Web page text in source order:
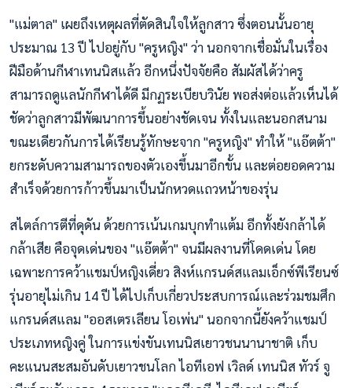
"แม่ตาล" เผยถึงเหตุผลที่ตัดสินใจให้ลูกสาว ซึ่งตอนนั้นอายุ
ประมาณ 13 ปี ไปอยู่กับ "ครูหญิง" ว่า นอกจากเชื่อมั่นในเรื่อง
ฝีมือด้านกีฬาเทนนิสแล้ว อีกหนึ่งปัจจัยคือ สัมผัสได้ว่าครู
สามารถดูแลนักกีฬาได้ดี มีกฏระเบียบวินัย พอส่งต่อแล้วเห็นได้
ชัดว่าลูกสาวมีพัฒนาการขึ้นอย่างชัดเจน ทั้งในและนอกสนาม
ขณะเดียวกันการได้เรียนรู้ทักษะจาก "ครูหญิง" ทำให้ "แอ๊ตต้า"
ยกระดับความสามารถของตัวเองขึ้นมาอีกขั้น และต่อยอดความ
สำเร็จด้วยการก้าวขึ้นมาเป็นนักหวดแถวหน้าของรุ่น
สไตล์การตีที่ดุดัน ด้วยการเน้นเกมบุกทำแต้ม อีกทั้งยังกล้าได้
กล้าเสีย คือจุดเด่นของ "แอ๊ตต้า" จนมีผลงานที่โดดเด่น โดย
เฉพาะการคว้าแชมป์หญิงเดี่ยว สิงห์แกรนด์สแลมเอ็กซ์พีเรียนซ์
รุ่นอายุไม่เกิน 14 ปี ได้ไปเก็บเกี่ยวประสบการณ์และร่วมชมศึก
แกรนด์สแลม "ออสเตรเลียน โอเพ่น" นอกจากนี้ยังคว้าแชมป์
ประเภทหญิงคู่ ในการแข่งขันเทนนิสเยาวชนนานาชาติ เก็บ
คะแนนสะสมอันดับเยาวชนโลก ไอทีเอฟ เวิลด์ เทนนิส ทัวร์ จู